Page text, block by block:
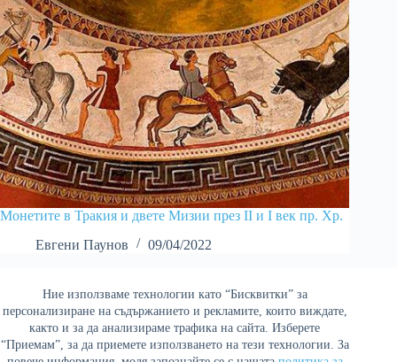
Ние използваме технологии като “Бисквитки” за
персонализиране на съдържанието и рекламите, които виждате,
както и за да анализираме трафика на сайта. Изберете
“Приемам”, за да приемете използването на тези технологии. За
Монетите в Тракия и двете Мизии през II и I век пр. Хр.
Евгени Паунов
09/04/2022